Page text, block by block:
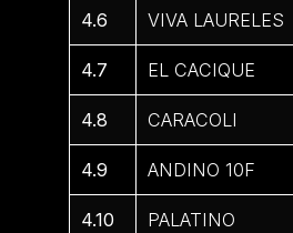
4.6 VIVA LAURELES
4.7 EL CACIQUE
4.8 CARACOLI
4.9 ANDINO 10F
4.10 PALATINO